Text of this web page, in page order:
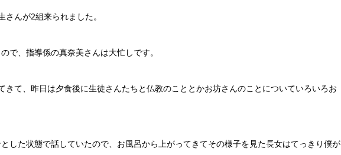
んが2組来られました。
で、指導係の真奈美さんは大忙しです。
きて、昨日は夕食後に生徒さんたちと仏教のこととかお坊さんのことについていろいろお
した状態で話していたので、お風呂から上がってきてその様子を見た長女はてっきり僕が